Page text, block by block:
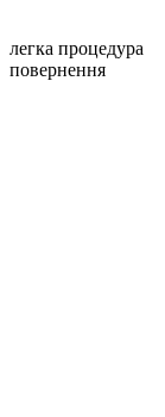
легка процедура
повернення